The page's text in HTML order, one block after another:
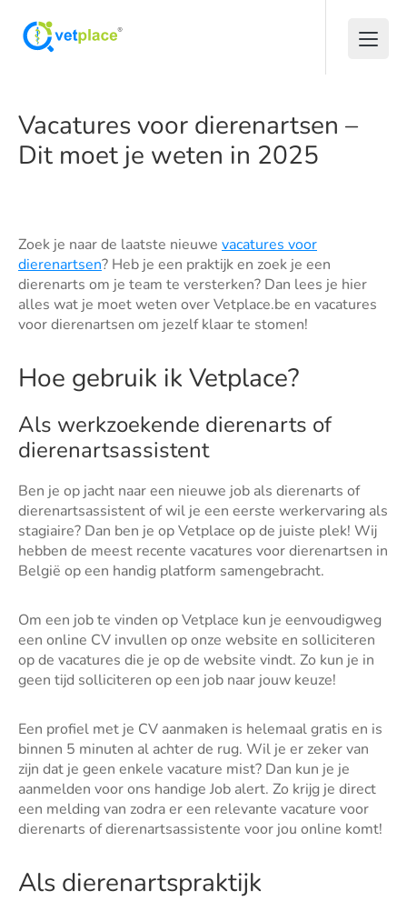
Vacatures voor dierenartsen –
Dit moet je weten in 2025
Zoek je naar de laatste nieuwe vacatures voor
dierenartsen? Heb je een praktijk en zoek je een
dierenarts om je team te versterken? Dan lees je hier
alles wat je moet weten over Vetplace.be en vacatures
voor dierenartsen om jezelf klaar te stomen!
Hoe gebruik ik Vetplace?
Als werkzoekende dierenarts of
dierenartsassistent
Ben je op jacht naar een nieuwe job als dierenarts of
dierenartsassistent of wil je een eerste werkervaring als
stagiaire? Dan ben je op Vetplace op de juiste plek! Wij
hebben de meest recente vacatures voor dierenartsen in
België op een handig platform samengebracht.
Om een job te vinden op Vetplace kun je eenvoudigweg
een online CV invullen op onze website en solliciteren
op de vacatures die je op de website vindt. Zo kun je in
geen tijd solliciteren op een job naar jouw keuze!
Een profiel met je CV aanmaken is helemaal gratis en is
binnen 5 minuten al achter de rug. Wil je er zeker van
zijn dat je geen enkele vacature mist? Dan kun je je
aanmelden voor ons handige Job alert. Zo krijg je direct
een melding van zodra er een relevante vacature voor
dierenarts of dierenartsassistente voor jou online komt!
Als dierenartspraktijk